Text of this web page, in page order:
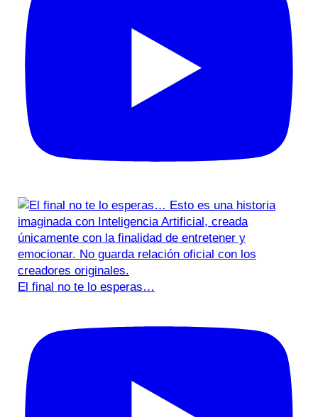
El final no te lo esperas…